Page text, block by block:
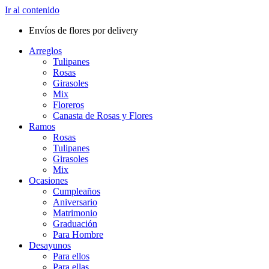
Ir al contenido
Envíos de flores por delivery
Arreglos
Tulipanes
Rosas
Girasoles
Mix
Floreros
Canasta de Rosas y Flores
Ramos
Rosas
Tulipanes
Girasoles
Mix
Ocasiones
Cumpleaños
Aniversario
Matrimonio
Graduación
Para Hombre
Desayunos
Para ellos
Para ellas